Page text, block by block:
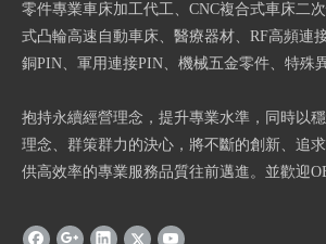
零件專業車床加工代工、CNC複合式車床二
式凸輪高速自動車床、醫療器材、RF高頻連
銅PIN、軍用連接PIN、機械五金零件、特殊
抱持永續經營理念，提升專業水準，同時以
理念、群策群力的決心，將不斷的創新、追
供高效率的專業服務品質往前邁進。並歡迎